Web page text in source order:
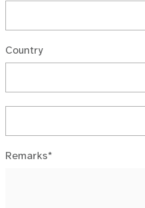
Country
Remarks*